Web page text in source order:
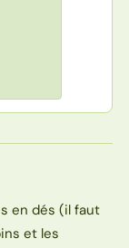
en dés (il faut
et les